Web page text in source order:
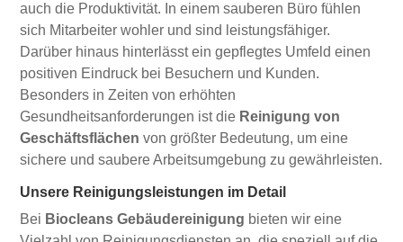
auch die Produktivität. In einem sauberen Büro fühlen
sich Mitarbeiter wohler und sind leistungsfähiger.
Darüber hinaus hinterlässt ein gepflegtes Umfeld einen
positiven Eindruck bei Besuchern und Kunden.
Besonders in Zeiten von erhöhten
Gesundheitsanforderungen ist die Reinigung von
Geschäftsflächen von größter Bedeutung, um eine
sichere und saubere Arbeitsumgebung zu gewährleisten.
Unsere Reinigungsleistungen im Detail
Bei Biocleans Gebäudereinigung bieten wir eine